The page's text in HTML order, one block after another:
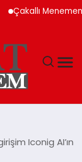
Menemeni
Iconig AI’ın